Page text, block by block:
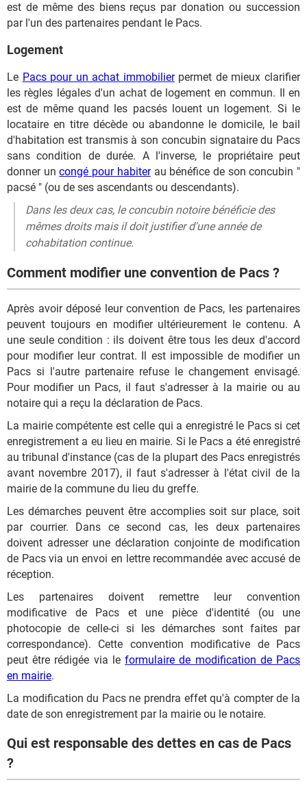
est de même des biens reçus par donation ou succession
par l'un des partenaires pendant le Pacs.
Logement
Le Pacs pour un achat immobilierpermet de mieux clarifier
les règles légales d'un achat de logement en commun. Il en
est de même quand les pacsés louent un logement. Si le
locataire en titre décède ou abandonne le domicile, le bail
d'habitation est transmis à son concubin signataire du Pacs
sans condition de durée. A l'inverse, le propriétaire peut
donner uncongé pour habiterau bénéfice de son concubin "
pacsé " (ou de ses ascendants ou descendants).
Dans les deux cas, le concubin notoire bénéficie des
mêmes droits mais il doit justifier d'une année de
cohabitation continue.
Comment modifier une convention de Pacs ?
Après avoir déposé leur convention de Pacs, les partenaires
peuvent toujours en modifier ultérieurement le contenu. A
une seule condition : ils doivent être tous les deux d'accord
pour modifier leur contrat. Il est impossible de modifier un
Pacs si l'autre partenaire refuse le changement envisagé.
Pour modifier un Pacs, il faut s'adresser à la mairie ou au
notaire qui a reçu la déclaration de Pacs.
La mairie compétente est celle qui a enregistré le Pacs si cet
enregistrement a eu lieu en mairie. Si le Pacs a été enregistré
au tribunal d'instance (cas de la plupart des Pacs enregistrés
avant novembre 2017), il faut s'adresser à l'état civil de la
mairie de la commune du lieu du greffe.
Les démarches peuvent être accomplies soit sur place, soit
par courrier. Dans ce second cas, les deux partenaires
doivent adresser une déclaration conjointe de modification
de Pacs via un envoi en lettre recommandée avec accusé de
réception.
Les partenaires doivent remettre leur convention
modificative de Pacs et une pièce d'identité (ou une
photocopie de celle-ci si les démarches sont faites par
correspondance). Cette convention modificative de Pacs
peut être rédigée via leformulaire de modification de Pacs
en mairie.
La modification du Pacs ne prendra effet qu'à compter de la
date de son enregistrement par la mairie ou le notaire.
Qui est responsable des dettes en cas de Pacs
?